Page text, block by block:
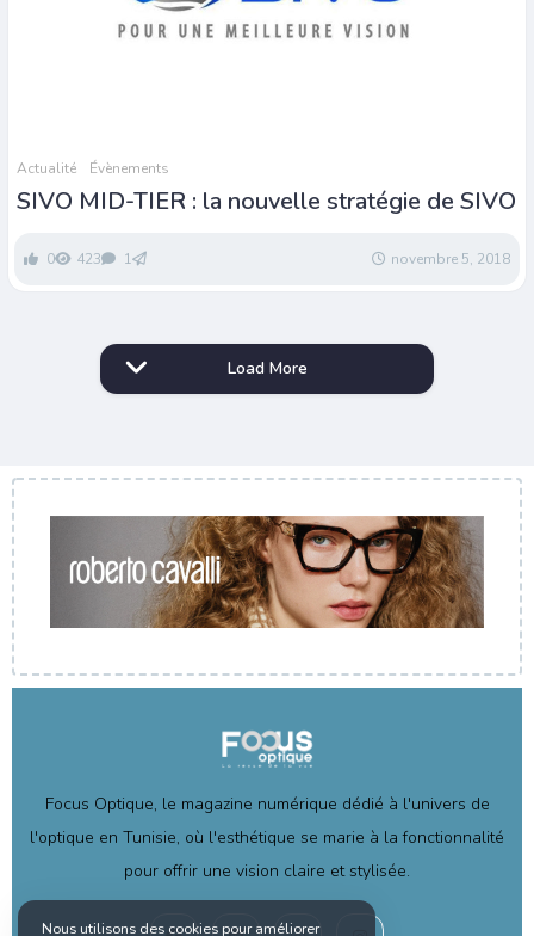
Actualité Évènements
SIVO MID-TIER : la nouvelle stratégie de SIVO
0 423 1 novembre 5, 2018
Load More
Focus Optique, le magazine numérique dédié à l'univers de
l'optique en Tunisie, où l'esthétique se marie à la fonctionnalité
pour offrir une vision claire et stylisée.
Nous utilisons des cookies pour améliorer